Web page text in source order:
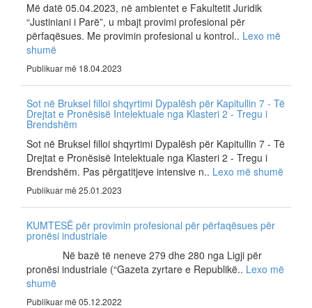
Më datë 05.04.2023, në ambientet e Fakultetit Juridik
“Justiniani i Parë”, u mbajt provimi profesional për
përfaqësues. Me provimin profesional u kontrol.. Lexo më
shumë
Publikuar më 18.04.2023
Sot në Bruksel filloi shqyrtimi Dypalësh për Kapitullin 7 - Të
Drejtat e Pronësisë Intelektuale nga Klasteri 2 - Tregu i
Brendshëm
Sot në Bruksel filloi shqyrtimi Dypalësh për Kapitullin 7 - Të
Drejtat e Pronësisë Intelektuale nga Klasteri 2 - Tregu i
Brendshëm. Pas përgatitjeve intensive n.. Lexo më shumë
Publikuar më 25.01.2023
KUMTESË për provimin profesional për përfaqësues për
pronësi industriale
Në bazë të neneve 279 dhe 280 nga Ligji për
pronësi industriale (“Gazeta zyrtare e Republikë.. Lexo më
shumë
Publikuar më 05.12.2022